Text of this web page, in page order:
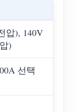
압), 140V
)
선택